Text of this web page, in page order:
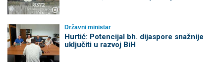
Državni ministar
Hurtić: Potencijal bh. dijaspore snažnije
uključiti u razvoj BiH